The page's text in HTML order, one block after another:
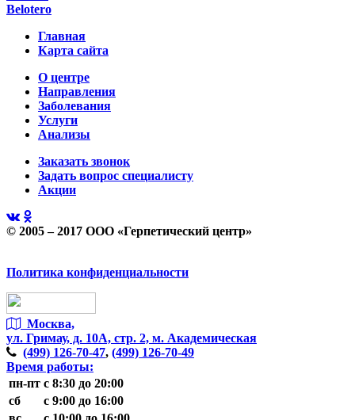
Belotero
Главная
Карта сайта
О центре
Направления
Заболевания
Услуги
Анализы
Заказать звонок
Задать вопрос специалисту
Акции
© 2005 – 2017 ООО «Герпетический центр»
Политика конфиденциальности
Москва,
ул. Гримау, д. 10А, стр. 2, м. Академическая
(499) 126-70-47, (499) 126-70-49
Время работы:
пн-пт с 8:30 до 20:00
сб
с 9:00 до 16:00